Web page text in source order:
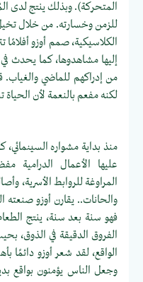
المتحركة). وبذلك ينتج لدى
للزمن وخسارته. من خلال تخيل
الكلاسيكية، صمم أوزو أفلامًا
إليها مشاهدوها، كما يحدث
من إدراكهم للماضي والغياب.
لكنه مفعم بالنعمة لأن الحياة
منذ بداية مشواره
عليها الأعمال الدرامية
المراوغة للروابط الأسرية،
والحانات.. يقارن أوزو صنعته
فهو سنة بعد سنة، ينتج
الفروق الدقيقة في الذوق،
الواقع، لقد شعر أوزو دائمًا
وجعل الناس يؤمنون بواقع